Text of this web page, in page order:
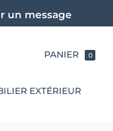
un message
0
EXTÉRIEUR